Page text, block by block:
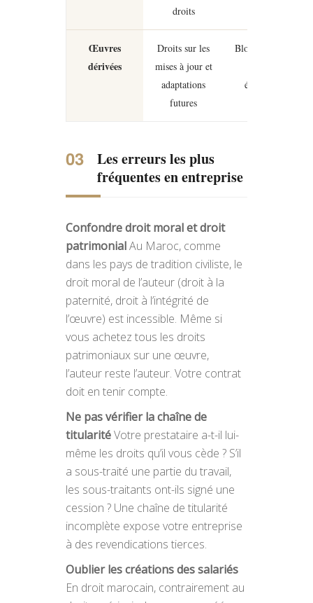
droits
Œuvres
dérivées
Droits sur les
mises à jour et
adaptations
futures
Blocage sur les
évolutives
Les erreurs les plus
fréquentes en entreprise
Confondre droit moral et droit
patrimonialAu Maroc, comme
dans les pays de tradition civiliste, le
droit moral de l’auteur (droit à la
paternité, droit à l’intégrité de
l’œuvre) est incessible. Même si
vous achetez tous les droits
patrimoniaux sur une œuvre,
l’auteur reste l’auteur. Votre contrat
doit en tenir compte.
Ne pas vérifier la chaîne de
titularitéVotre prestataire a-t-il lui-
même les droits qu’il vous cède ? S’il
a sous-traité une partie du travail,
les sous-traitants ont-ils signé une
cession ? Une chaîne de titularité
incomplète expose votre entreprise
à des revendications tierces.
Oublier les créations des salariés
En droit marocain, contrairement au